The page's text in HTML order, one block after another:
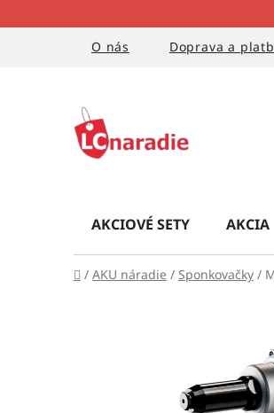
na
O nás
Doprava a
AKCIOVÉ SETY AKCIA
Domov
/ AKU náradie / Sponkovačky /